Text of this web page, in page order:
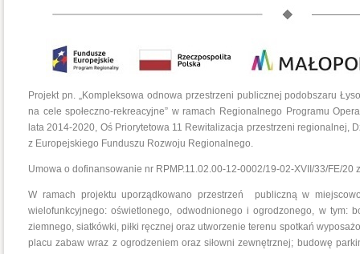
Projekt pn. „Kompleksowa odnowa przestrzeni publicznej podobszaru
na cele społeczno-rekreacyjne” w ramach Regionalnego Programu
lata 2014-2020, Oś Priorytetowa 11 Rewitalizacja przestrzeni regionalnej,
z Europejskiego Funduszu Rozwoju Regionalnego.
Umowa o dofinansowanie nr RPMP.11.02.00-12-0002/19-02-XVII/33/FE/20
W ramach projektu uporządkowano przestrzeń publiczną w
wielofunkcyjnego: oświetlonego, odwodnionego i ogrodzonego, w tym:
ziemnego, siatkówki, piłki ręcznej oraz utworzenie terenu spotkań
placu zabaw wraz z ogrodzeniem oraz siłowni zewnętrznej; budowę